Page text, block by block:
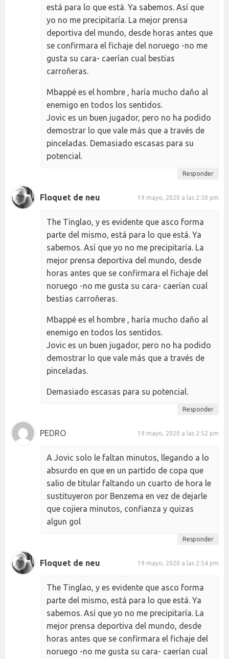
está para lo que está. Ya sabemos. Así que
yo no me precipitaría. La mejor prensa
deportiva del mundo, desde horas antes que
se confirmara el fichaje del noruego -no me
gusta su cara- caerían cual bestias
carroñeras.
Mbappé es el hombre , haría mucho daño al
enemigo en todos los sentidos.
Jovic es un buen jugador, pero no ha podido
demostrar lo que vale más que a través de
pinceladas. Demasiado escasas para su
potencial.
Responder
Floquet de neu 19 mayo, 2020 a las 2:50 pm
The Tinglao, y es evidente que asco forma
parte del mismo, está para lo que está. Ya
sabemos. Así que yo no me precipitaría. La
mejor prensa deportiva del mundo, desde
horas antes que se confirmara el fichaje del
noruego -no me gusta su cara- caerían cual
bestias carroñeras.
Mbappé es el hombre , haría mucho daño al
enemigo en todos los sentidos.
Jovic es un buen jugador, pero no ha podido
demostrar lo que vale más que a través de
pinceladas.
Demasiado escasas para su potencial.
Responder
PEDRO 19 mayo, 2020 a las 2:52 pm
A Jovic solo le faltan minutos, llegando a lo
absurdo en que en un partido de copa que
salio de titular faltando un cuarto de hora le
sustituyeron por Benzema en vez de dejarle
que cojiera minutos, confianza y quizas
algun gol
Responder
Floquet de neu 19 mayo, 2020 a las 2:54 pm
The Tinglao, y es evidente que asco forma
parte del mismo, está para lo que está. Ya
sabemos. Así que yo no me precipitaría. La
mejor prensa deportiva del mundo, desde
horas antes que se confirmara el fichaje del
noruego -no me gusta su cara- caerían cual